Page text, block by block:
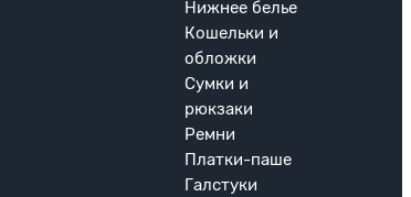
Нижнее белье
Кошельки и
обложки
Сумки и
рюкзаки
Ремни
Платки-паше
Галстуки